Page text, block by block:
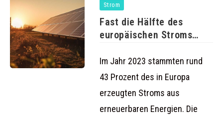
Strom
Fast die Hälfte des
europäischen Stroms
Im Jahr 2023 stammten rund
43 Prozent des in Europa
erzeugten Stroms aus
erneuerbaren Energien. Die